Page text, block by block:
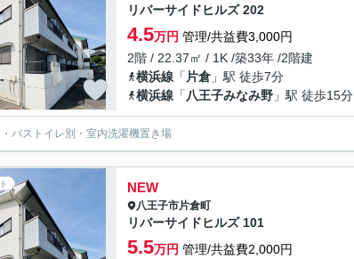
リバーサイドヒルズ 202
4.5万円 管理/共益費3,000円
2階 / 22.37㎡ / 1K /築33年 /2階建
横浜線 「 片倉 」駅 徒歩7分
横浜線 「 八王子みなみ野 」駅 徒歩15分
バストイレ別・室内洗濯機置き場
NEW
八王子市片倉町
リバーサイドヒルズ 101
5.5万円 管理/共益費2,000円